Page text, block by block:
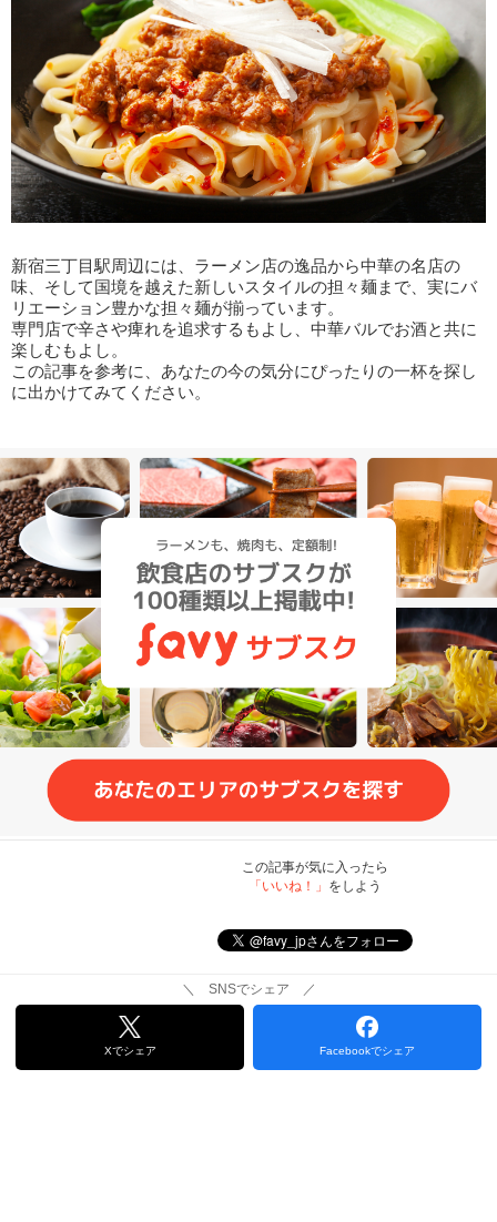
新宿三丁目駅周辺には、ラーメン店の逸品から中華の名店の
味、そして国境を越えた新しいスタイルの担々麺まで、実にバ
リエーション豊かな担々麺が揃っています。
専門店で辛さや痺れを追求するもよし、中華バルでお酒と共に
楽しむもよし。
この記事を参考に、あなたの今の気分にぴったりの一杯を探し
に出かけてみてください。
この記事が気に入ったら
「いいね！」 をしよう
＼ SNSでシェア ／
Xでシェア Facebookでシェア